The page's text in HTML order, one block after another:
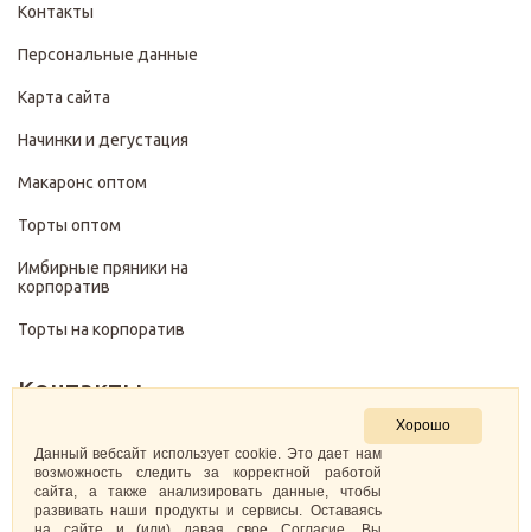
Контакты
Персональные данные
Карта сайта
Начинки и дегустация
Макаронс оптом
Торты оптом
Имбирные пряники на
корпоратив
Торты на корпоратив
Контакты
+7 (499) 322-28-29
pirojenka.rf@gmail.com
Хорошо
Данный вебсайт использует cookie. Это дает нам
возможность следить за корректной работой
сайта, а также анализировать данные, чтобы
развивать наши продукты и сервисы. Оставаясь